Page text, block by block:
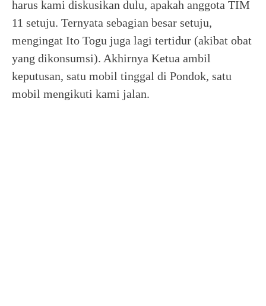
harus kami diskusikan dulu, apakah anggota TIM
11 setuju. Ternyata sebagian besar setuju,
mengingat Ito Togu juga lagi tertidur (akibat obat
yang dikonsumsi). Akhirnya Ketua ambil
keputusan, satu mobil tinggal di Pondok, satu
mobil mengikuti kami jalan.